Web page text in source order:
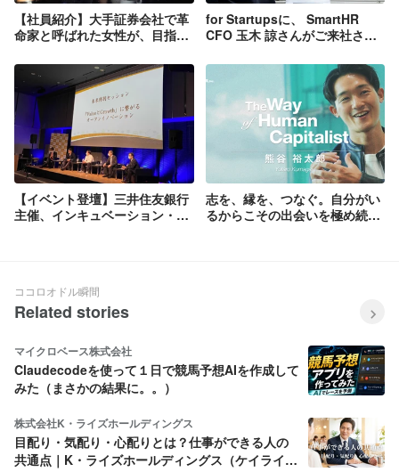
【社員紹介】大手証券会社で革
命家と呼ばれた女性が、目指す
続けないことは死に値する。”
for Startupsに、 SmartHR
CFO 玉木 諒さんがご来社され
【イベント登壇】三井住友銀行
主催、インキュベーション・ア
志を、縁を、つなぐ。自分がい
るからこその出会いを極め続け
ココロオドル瞬間
Related stories
マイクロベース株式会社
Claudecodeを使って１日で競馬予想AIを作成して
みた（まさかの結果に。。）
株式会社K・ライズホールディングス
目配り・気配り・心配りとは？仕事ができる人の
共通点｜K・ライズホールディングス（ケイライ